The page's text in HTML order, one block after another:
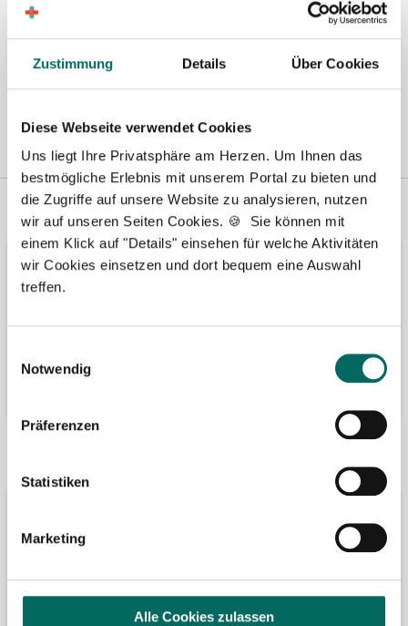
Zustimmung Details Über Cookies
Diese Webseite verwendet Cookies
Uns liegt Ihre Privatsphäre am Herzen. Um Ihnen das
bestmögliche Erlebnis mit unserem Portal zu bieten und
die Zugriffe auf unsere Website zu analysieren, nutzen
wir auf unseren Seiten Cookies. 🍪 Sie können mit
einem Klick auf "Details" einsehen für welche Aktivitäten
wir Cookies einsetzen und dort bequem eine Auswahl
treffen.
Notwendig
Präferenzen
Statistiken
Marketing
Alle Cookies zulassen
Vertreten in Wir fördern